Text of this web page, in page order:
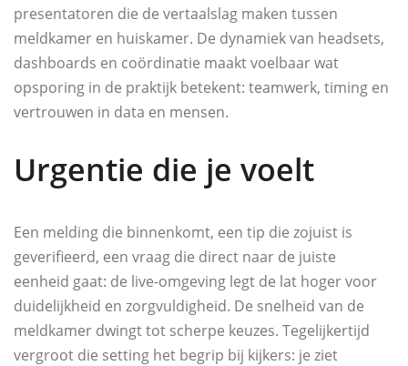
presentatoren die de vertaalslag maken tussen
meldkamer en huiskamer. De dynamiek van headsets,
dashboards en coördinatie maakt voelbaar wat
opsporing in de praktijk betekent: teamwerk, timing en
vertrouwen in data en mensen.
Urgentie die je voelt
Een melding die binnenkomt, een tip die zojuist is
geverifieerd, een vraag die direct naar de juiste
eenheid gaat: de live-omgeving legt de lat hoger voor
duidelijkheid en zorgvuldigheid. De snelheid van de
meldkamer dwingt tot scherpe keuzes. Tegelijkertijd
vergroot die setting het begrip bij kijkers: je ziet